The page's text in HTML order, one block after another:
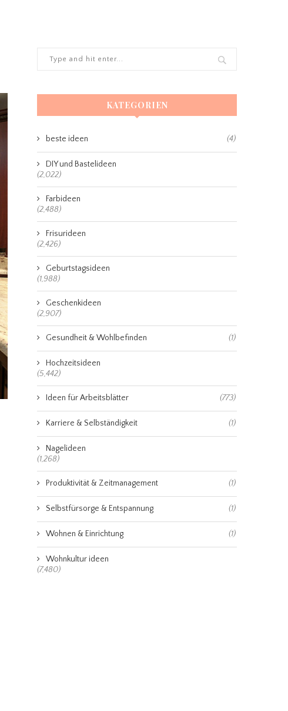
KATEGORIEN
beste ideen (4)
DIY und Bastelideen
(2,022)
Farbideen
(2,488)
Frisurideen
(2,426)
Geburtstagsideen
(1,988)
Geschenkideen
(2,907)
Gesundheit & Wohlbefinden (1)
Hochzeitsideen
(5,442)
Ideen für Arbeitsblätter (773)
Karriere & Selbständigkeit (1)
Nagelideen
(1,268)
Produktivität & Zeitmanagement (1)
Selbstfürsorge & Entspannung (1)
Wohnen & Einrichtung (1)
Wohnkultur ideen
(7,480)